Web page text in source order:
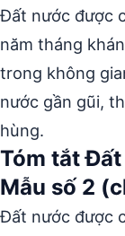
Đất nước được
năm tháng
trong không
nước gần gũi,
hùng.
Tóm tắt
Mẫu số 2
Đất nước được